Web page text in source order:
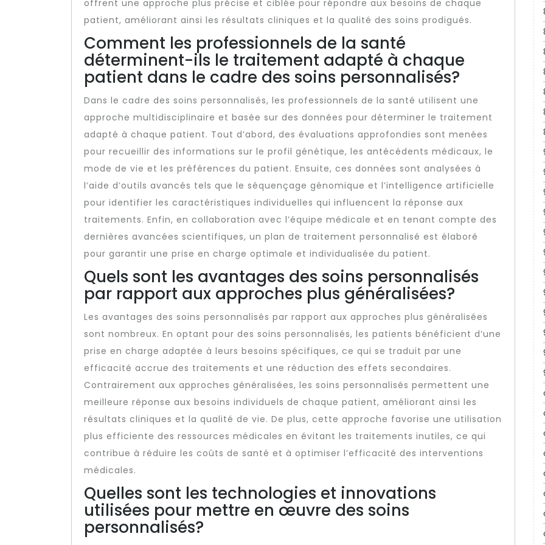
offrent une approche plus précise et ciblée pour répondre aux besoins de chaque
patient, améliorant ainsi les résultats cliniques et la qualité des soins prodigués.
Comment les professionnels de la santé
déterminent-ils le traitement adapté à chaque
patient dans le cadre des soins personnalisés?
Dans le cadre des soins personnalisés, les professionnels de la santé utilisent une
approche multidisciplinaire et basée sur des données pour déterminer le traitement
adapté à chaque patient. Tout d’abord, des évaluations approfondies sont menées
pour recueillir des informations sur le profil génétique, les antécédents médicaux, le
mode de vie et les préférences du patient. Ensuite, ces données sont analysées à
l’aide d’outils avancés tels que le séquençage génomique et l’intelligence artificielle
pour identifier les caractéristiques individuelles qui influencent la réponse aux
traitements. Enfin, en collaboration avec l’équipe médicale et en tenant compte des
dernières avancées scientifiques, un plan de traitement personnalisé est élaboré
pour garantir une prise en charge optimale et individualisée du patient.
Quels sont les avantages des soins personnalisés
par rapport aux approches plus généralisées?
Les avantages des soins personnalisés par rapport aux approches plus généralisées
sont nombreux. En optant pour des soins personnalisés, les patients bénéficient d’une
prise en charge adaptée à leurs besoins spécifiques, ce qui se traduit par une
efficacité accrue des traitements et une réduction des effets secondaires.
Contrairement aux approches généralisées, les soins personnalisés permettent une
meilleure réponse aux besoins individuels de chaque patient, améliorant ainsi les
résultats cliniques et la qualité de vie. De plus, cette approche favorise une utilisation
plus efficiente des ressources médicales en évitant les traitements inutiles, ce qui
contribue à réduire les coûts de santé et à optimiser l’efficacité des interventions
médicales.
Quelles sont les technologies et innovations
utilisées pour mettre en œuvre des soins
personnalisés?